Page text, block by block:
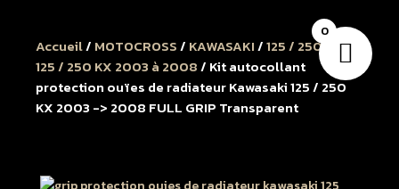
Accueil/ MOTOCROSS/ KAWASAKI/125 / 250 KX/
125 / 250 KX 2003 à 2008/ Kit autocollant
protection ouïes de radiateur Kawasaki 125 / 250
KX 2003 -> 2008 FULL GRIP Transparent
0